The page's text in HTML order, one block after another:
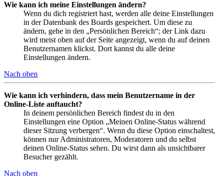
Wie kann ich meine Einstellungen ändern?
Wenn du dich registriert hast, werden alle deine Einstellungen
in der Datenbank des Boards gespeichert. Um diese zu
ändern, gehe in den „Persönlichen Bereich“; der Link dazu
wird meist oben auf der Seite angezeigt, wenn du auf deinen
Benutzernamen klickst. Dort kannst du alle deine
Einstellungen ändern.
Nach oben
Wie kann ich verhindern, dass mein Benutzername in der
Online-Liste auftaucht?
In deinem persönlichen Bereich findest du in den
Einstellungen eine Option „Meinen Online-Status während
dieser Sitzung verbergen“. Wenn du diese Option einschaltest,
können nur Administratoren, Moderatoren und du selbst
deinen Online-Status sehen. Du wirst dann als unsichtbarer
Besucher gezählt.
Nach oben